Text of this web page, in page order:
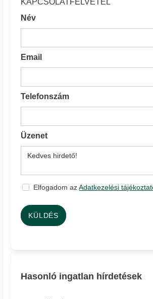
KAPCSOLATFELVÉTEL
Név
Email
Telefonszám
Üzenet
Elfogadom azAdatkezelési
KÜLDÉS
Hasonló ingatlan hírdetések